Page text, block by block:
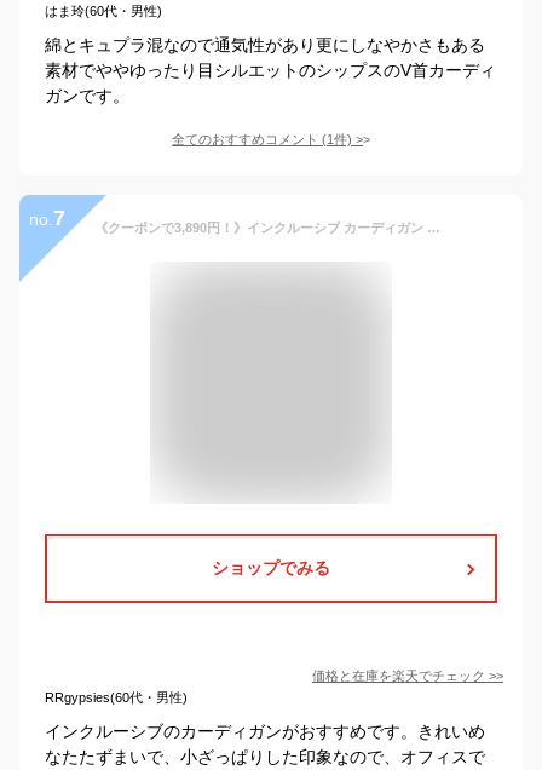
はま玲(60代・男性)
綿とキュプラ混なので通気性があり更にしなやかさもある
素材でややゆったり目シルエットのシップスのV首カーディ
ガンです。
全てのおすすめコメント (1件) >
no. 7 《クーポンで3,890円！》インクルーシブ カーディガン メンズ In’crewsive ボンディング カーディガン 上着 羽織 ボア フリース 防寒 カジュアル 無地 長袖 カジュアル ビジカジ オフィス テレワーク きれいめ シンプル ブラック 黒 グレー ネイビー IN-3004F
ショップでみる
価格と在庫を楽天でチェック >>
RRgypsies(60代・男性)
インクルーシブのカーディガンがおすすめです。きれいめ
なたたずまいで、小ざっぱりした印象なので、オフィスで